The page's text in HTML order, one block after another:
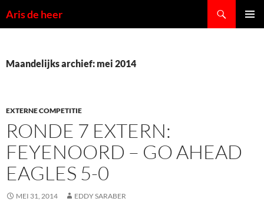
naar
Aris de heer
Maandelijks archief: mei 2014
EXTERNE COMPETITIE
RONDE 7 EXTERN:
FEYENOORD – GO AHEAD
EAGLES 5-0
MEI 31, 2014 EDDY SARABER